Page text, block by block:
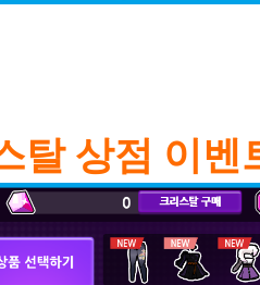
탈 상점 이